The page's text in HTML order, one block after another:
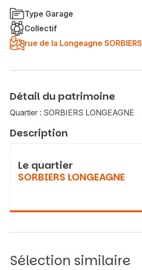
Type Garage
Collectif
rue de la Longeagne SORBIERS
Détail du patrimoine
Quartier : SORBIERS LONGEAGNE
Description
Le quartier
SORBIERS LONGEAGNE
Sélection similaire